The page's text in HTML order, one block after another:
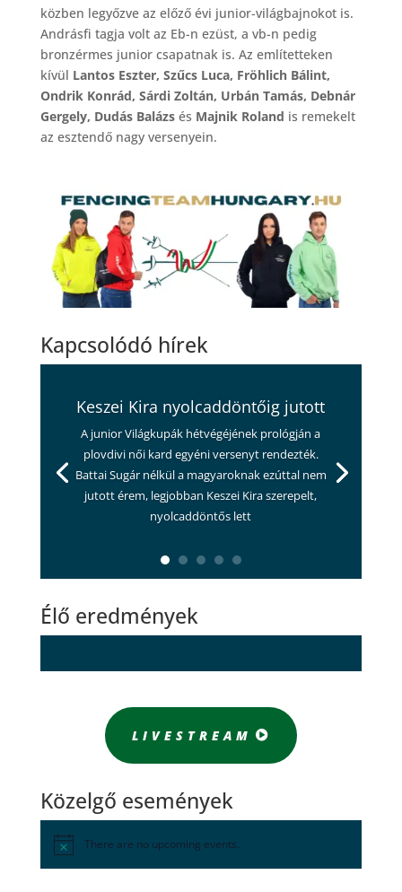
közben legyőzve az előző évi junior-világbajnokot is.
Andrásfi tagja volt az Eb-n ezüst, a vb-n pedig
bronzérmes junior csapatnak is. Az említetteken
kívül Lantos Eszter, Szűcs Luca, Fröhlich Bálint,
Ondrik Konrád, Sárdi Zoltán, Urbán Tamás, Debnár
Gergely, Dudás Balázsés Majnik Roland is remekelt
az esztendő nagy versenyein.
Kapcsolódó hírek
Keszei Kira nyolcaddöntőig jutott
A junior Világkupák hétvégéjének prológján a
plovdivi női kard egyéni versenyt rendezték.
Battai Sugár nélkül a magyaroknak ezúttal nem
jutott érem, legjobban Keszei Kira szerepelt,
nyolcaddöntős lett
Élő eredmények
LIVESTREAM
Közelgő események
There are no upcoming events.